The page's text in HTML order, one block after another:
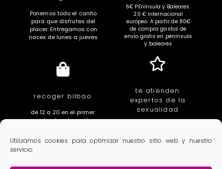
Utilizamos cookies para optimizar nuestro sitio web y nuestro
servicio.
Ponemos todo el cariño
para que disfrutes del
placer. Entregamos con
nacex de lunes a jueves
6€ PEnínsula y Baleares.
20 € internacional
europeo. A partir de 80€
de compra gastos de
envío gratis en península
y baleares
recoger bilbao
de 12 a 20 en el primer
centro de educación
te atienden
expertos de la
sexualidad
ginecologas, urologos